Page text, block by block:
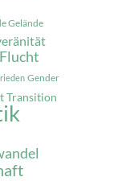
Gelände
Flucht
Gender
Transition